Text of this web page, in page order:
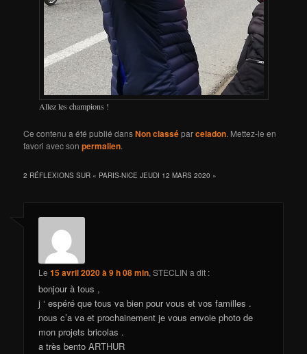
Allez les champions !
Ce contenu a été publié dansNon classéparceladon. Mettez-le en
favori avec sonpermalien.
2 RÉFLEXIONS SUR « PARIS-NICE JEUDI 12 MARS 2020 »
Le15 avril 2020 à 9 h 08 min,STECLIN a dit :
bonjour à tous ,
j ‘ espéré que tous va bien pour vous et vos familles .
nous c’a va et prochainement je vous envoie photo de
mon projets bricolas .
a très bento ARTHUR